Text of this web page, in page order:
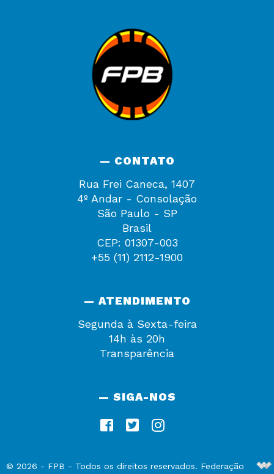
— CONTATO
Rua Frei Caneca, 1407
4º Andar - Consolação
São Paulo - SP
Brasil
CEP: 01307-003
+55 (11) 2112-1900
— ATENDIMENTO
Segunda à Sexta-feira
14h às 20h
Transparência
— SIGA-NOS
© 2026 - FPB - Todos os direitos reservados. Federação